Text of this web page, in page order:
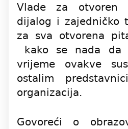
Vlade za otvoren
dijalog i zajedničko
za sva otvorena
kako se nada da
vrijeme ovakve
ostalim
organizacija.
Govoreći o